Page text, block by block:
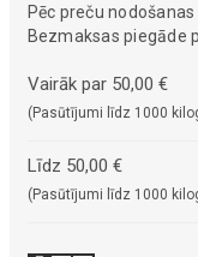
Pēc preču
Bezmaksas piegāde
Vairāk par 50,00 €
(Pasūtījumi līdz 1000
Līdz 50,00 €
(Pasūtījumi līdz 1000